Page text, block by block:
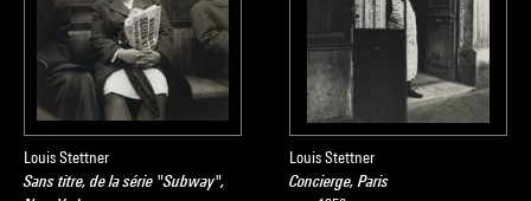
Louis Stettner
Sans titre, de la série "Subway",
Louis Stettner
Concierge, Paris